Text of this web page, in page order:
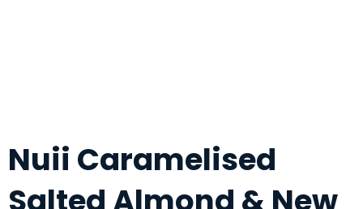
Nuii Caramelised
Salted Almond & New